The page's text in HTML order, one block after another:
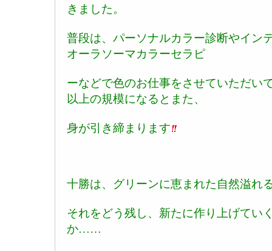
きました。
普段は、パーソナルカラー診断やイン
オーラソーマカラーセラピ
ーなどで色のお仕事をさせていただい
以上の規模になるとまた、
身が引き締まります
十勝は、グリーンに恵まれた自然溢れ
それをどう残し、新たに作り上げてい
か……